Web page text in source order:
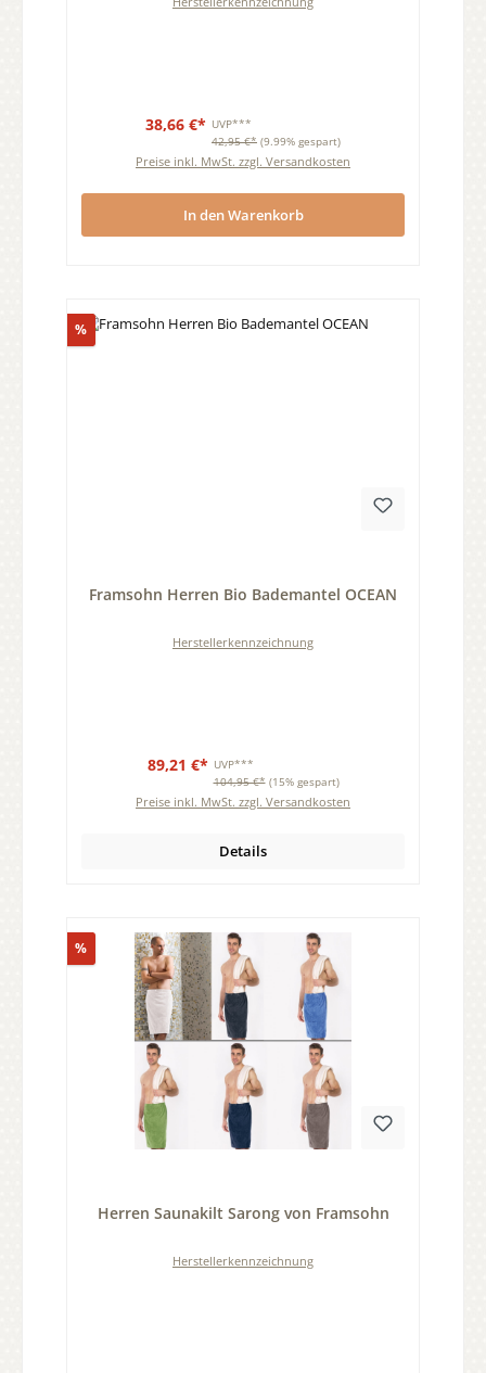
38,66 €* UVP***
42,95 €* (9.99% gespart)
Preise inkl. MwSt. zzgl. Versandkosten
In den Warenkorb
%Rabatt
Framsohn Herren Bio Bademantel OCEAN
Herstellerkennzeichnung
89,21 €* UVP***
104,95 €* (15% gespart)
Preise inkl. MwSt. zzgl. Versandkosten
Details
%Rabatt
Herren Saunakilt Sarong von Framsohn
Herstellerkennzeichnung